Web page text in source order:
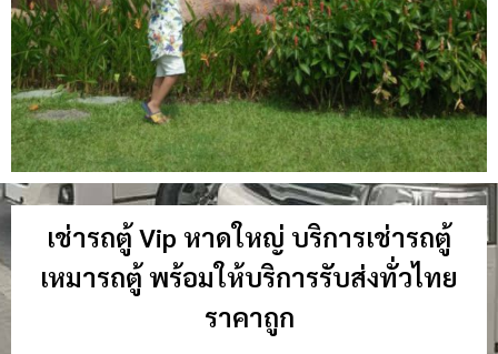
เช่ารถตู้ Vip หาดใหญ่ บริการเช่ารถตู้
เหมารถตู้ พร้อมให้บริการรับส่งทั่วไทย
ราคาถูก